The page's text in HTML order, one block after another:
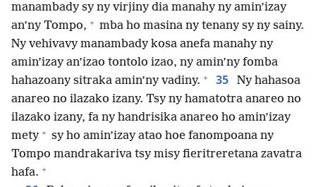
manambady sy ny virjiny dia manahy ny amin’izay
an’ny Tompo, + mba ho masina ny tenany sy ny sainy.
Ny vehivavy manambady kosa anefa manahy ny
amin’izay an’izao tontolo izao, ny amin’ny fomba
hahazoany sitraka amin’ny vadiny. + 35
Ny hahasoa
anareo no ilazako izany. Tsy ny hamatotra anareo no
ilazako izany, fa ny handrisika anareo ho amin’izay
mety + sy ho amin’izay atao hoe fanompoana ny
Tompo mandrakariva tsy misy fieritreretana zavatra
hafa. +